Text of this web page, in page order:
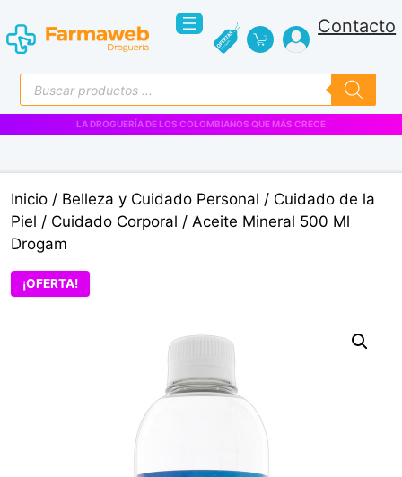
al
contenido
Contacto
Búsqueda
de
productos
VENTAS EMPRESARIALES
Inicio / Belleza y Cuidado Personal / Cuidado de la
Piel / Cuidado Corporal / Aceite Mineral 500 Ml
Drogam
¡OFERTA!